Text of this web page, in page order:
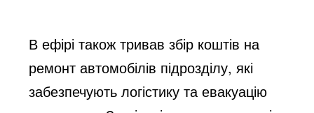
В ефірі також тривав збір коштів на
ремонт автомобілів підрозділу, які
забезпечують логістику та евакуацію